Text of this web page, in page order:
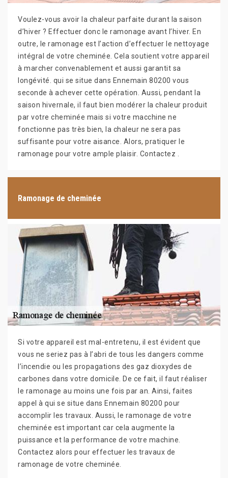
Voulez-vous avoir la chaleur parfaite durant la saison
d’hiver ? Effectuer donc le ramonage avant l’hiver. En
outre, le ramonage est l’action d’effectuer le nettoyage
intégral de votre cheminée. Cela soutient votre appareil
à marcher convenablement et aussi garantit sa
longévité. qui se situe dans Ennemain 80200 vous
seconde à achever cette opération. Aussi, pendant la
saison hivernale, il faut bien modérer la chaleur produit
par votre cheminée mais si votre macchine ne
fonctionne pas très bien, la chaleur ne sera pas
suffisante pour votre aisance. Alors, pratiquer le
ramonage pour votre ample plaisir. Contactez .
Ramonage de cheminée
Si votre appareil est mal-entretenu, il est évident que
vous ne seriez pas à l’abri de tous les dangers comme
l’incendie ou les propagations des gaz dioxydes de
carbones dans votre domicile. De ce fait, il faut réaliser
le ramonage au moins une fois par an. Ainsi, faites
appel à qui se situe dans Ennemain 80200 pour
accomplir les travaux. Aussi, le ramonage de votre
cheminée est important car cela augmente la
puissance et la performance de votre machine.
Contactez alors pour effectuer les travaux de
ramonage de votre cheminée.